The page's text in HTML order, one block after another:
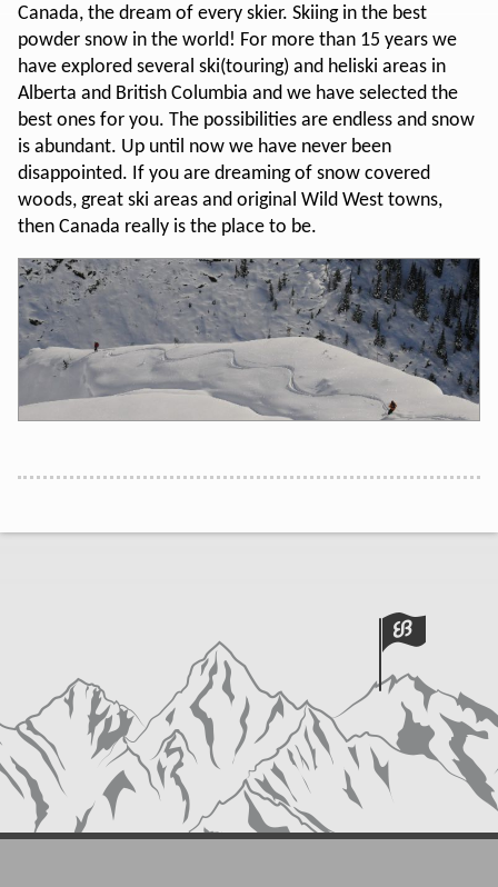
Canada, the dream of every skier. Skiing in the best
powder snow in the world! For more than 15 years we
have explored several ski(touring) and heliski areas in
Alberta and British Columbia and we have selected the
best ones for you. The possibilities are endless and snow
is abundant. Up until now we have never been
disappointed. If you are dreaming of snow covered
woods, great ski areas and original Wild West towns,
then Canada really is the place to be.